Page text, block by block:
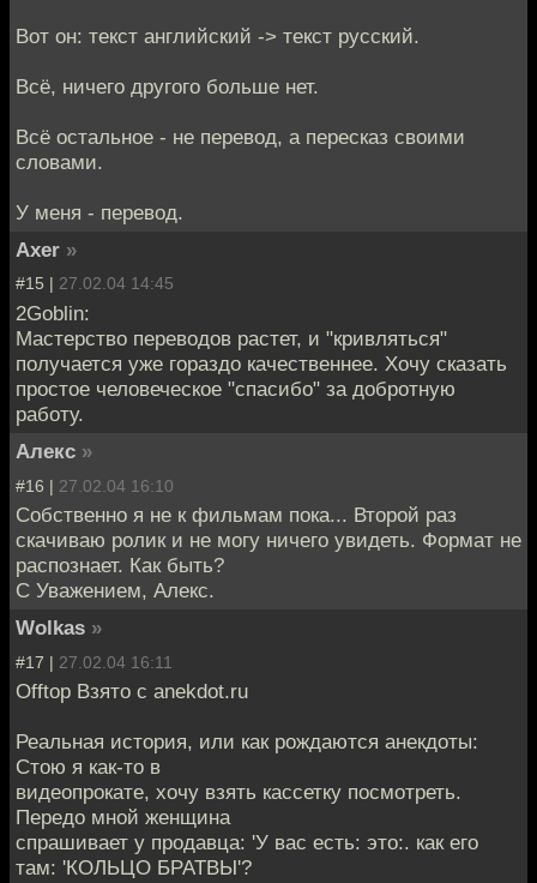
Вот он: текст английский -> текст русский.
Всё, ничего другого больше нет.
Всё остальное - не перевод, а пересказ своими
словами.
У меня - перевод.
Axer »
#15 | 27.02.04 14:45
2Goblin:
Мастерство переводов растет, и "кривляться"
получается уже гораздо качественнее. Хочу сказать
простое человеческое "спасибо" за добротную
работу.
Алекс »
#16 | 27.02.04 16:10
Собственно я не к фильмам пока... Второй раз
скачиваю ролик и не могу ничего увидеть. Формат не
распознает. Как быть?
С Уважением, Алекс.
Wolkas »
#17 | 27.02.04 16:11
Offtop Взято с anekdot.ru
Реальная история, или как рождаются анекдоты:
Стою я как-то в
видеопрокате, хочу взять кассетку посмотреть.
Передо мной женщина
спрашивает у продавца: 'У вас есть: это:. как его
там: 'КОЛЬЦО БРАТВЫ'?